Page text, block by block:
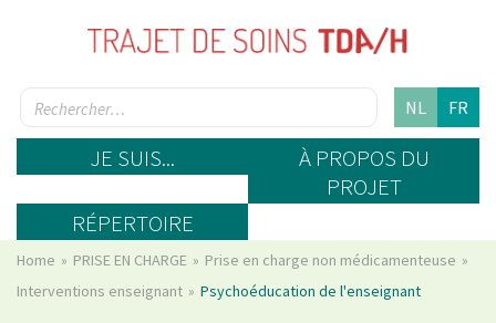
NL FR
JE SUIS...
À PROPOS DU
PROJET
RÉPERTOIRE
Home PRISE EN CHARGE
Prise en charge non médicamenteuse
Interventions enseignant
Psychoéducation de l'enseignant